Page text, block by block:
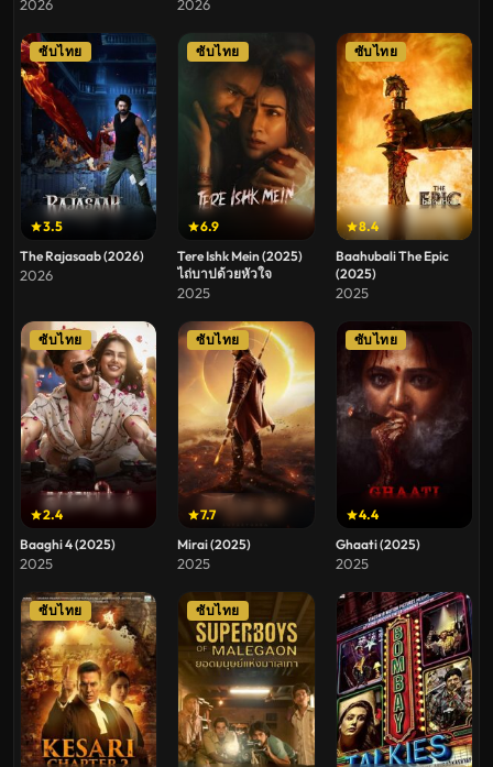
2026 2026
3.5
ซับไทย
The Rajasaab (2026)
2026
6.9
ซับไทย
Tere Ishk Mein (2025)
ไถ่บาปด้วยหัวใจ
2025
8.4
ซับไทย
Baahubali The Epic
(2025)
2025
2.4
ซับไทย
Baaghi 4 (2025)
2025
7.7
ซับไทย
Mirai (2025)
2025
4.4
ซับไทย
Ghaati (2025)
2025
ซับไทย ซับไทย